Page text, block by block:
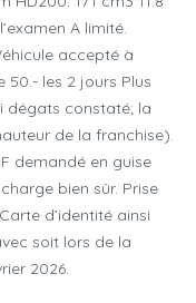
A limité.
accepté à
50.- les 2 jours Plus
dégats constaté; la
de la franchise).
demandé en guise
bien sûr. Prise
d’identité ainsi
soit lors de la
2026.